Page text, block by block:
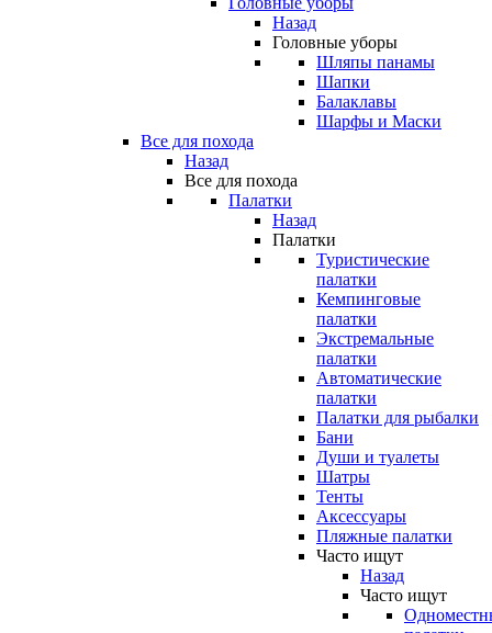
Назад
Головные уборы
Шляпы панамы
Шапки
Балаклавы
Шарфы и Маски
Все для похода
Назад
Все для похода
Палатки
Назад
Палатки
Туристические
палатки
Кемпинговые
палатки
Экстремальные
палатки
Автоматические
палатки
Палатки для рыбалки
Бани
Души и туалеты
Шатры
Тенты
Аксессуары
Пляжные палатки
Часто ищут
Назад
Часто ищут